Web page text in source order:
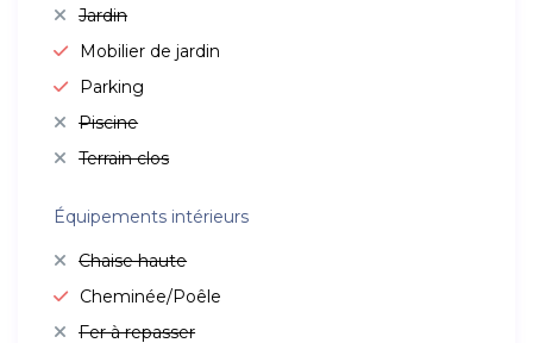
Jardin
Mobilier de jardin
Parking
Piscine
Terrain clos
Équipements intérieurs
Chaise haute
Cheminée/Poêle
Fer à repasser